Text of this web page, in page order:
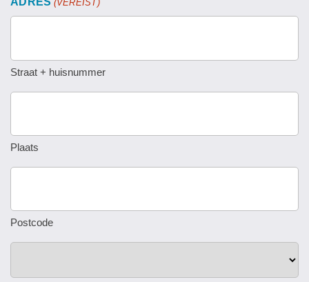
(VEREIST)
Straat + huisnummer
Plaats
Postcode